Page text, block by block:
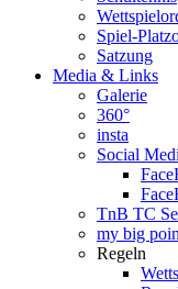
Spiel-
Satzung
Media & Links
Galerie
360°
insta
Social
TnB TC
my big
Regeln